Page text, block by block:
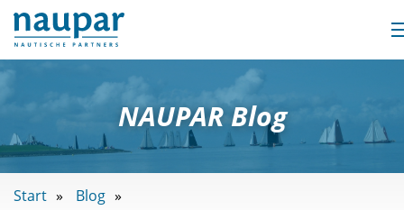
NAUPAR Blog
Start
Blog